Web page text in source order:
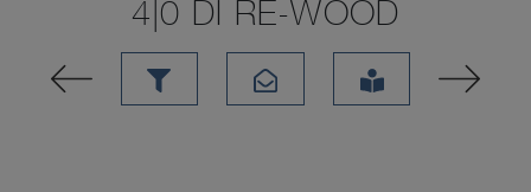
4|0 DI RE-WOOD